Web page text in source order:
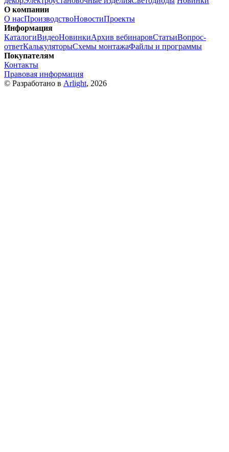
О компании
О насПроизводствоНовостиПроекты
Информация
КаталогиВидеоНовинкиАрхив вебинаровСтатьиВопрос-
ответКалькуляторыСхемы монтажаФайлы и программы
Покупателям
Контакты
Правовая информация
© Разработано в Arlight, 2026